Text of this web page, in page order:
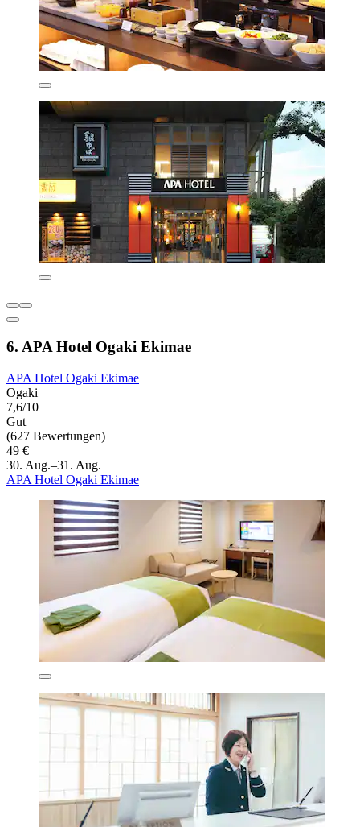
6. APA Hotel Ogaki Ekimae
APA Hotel Ogaki Ekimae
Ogaki
7,6/10
Gut
(627 Bewertungen)
49 €
30. Aug.–31. Aug.
APA Hotel Ogaki Ekimae